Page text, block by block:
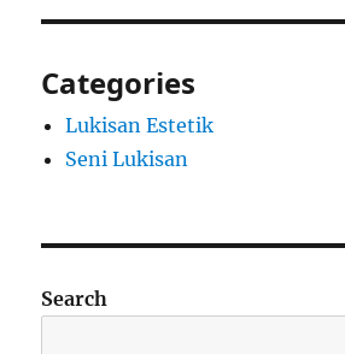
Categories
Lukisan Estetik
Seni Lukisan
Search